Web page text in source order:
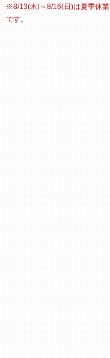
※8/13(木)～8/16(日)は夏季休業
です。